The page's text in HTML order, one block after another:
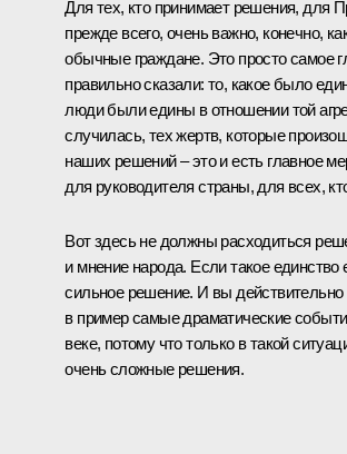
Для тех, кто принимает решения, для
прежде всего, очень важно, конечно,
обычные граждане. Это просто самое
правильно сказали: то, какое было
люди были едины в отношении той
случилась, тех жертв, которые
наших решений – это и есть главное
для руководителя страны, для всех,
Вот здесь не должны расходиться
и мнение народа. Если такое единство
сильное решение. И вы действительно
в пример самые драматические
веке, потому что только в такой
очень сложные решения.